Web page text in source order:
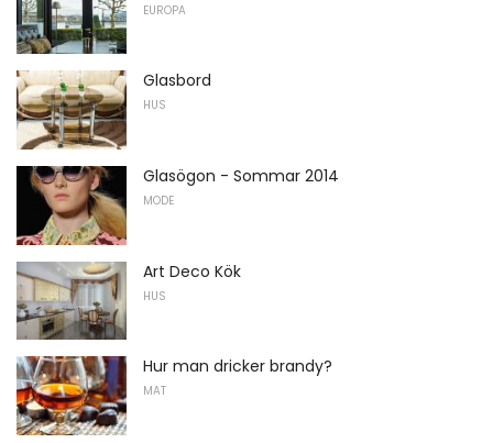
EUROPA
Glasbord
HUS
Glasögon - Sommar 2014
MODE
Art Deco Kök
HUS
Hur man dricker brandy?
MAT